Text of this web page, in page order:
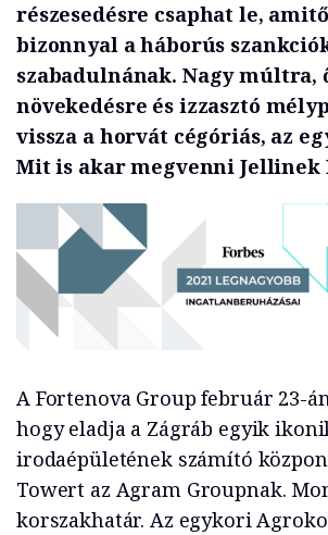
részesedésre csaphat le,
bizonnyal a háborús
szabadulnának. Nagy múltra,
növekedésre és izzasztó
vissza a horvát cégóriás, az
Mit is akar megvenni Jellinek
A Fortenova Group február 23-
hogy eladja a Zágráb egyik
irodaépületének számító
Towert az Agram Groupnak.
korszakhatár. Az egykori